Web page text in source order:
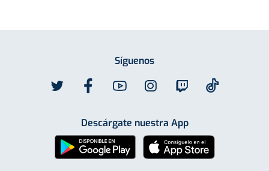
Síguenos
Descárgate nuestra App